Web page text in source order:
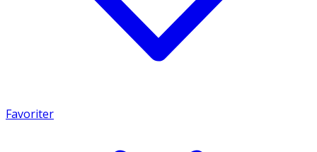
Favoriter